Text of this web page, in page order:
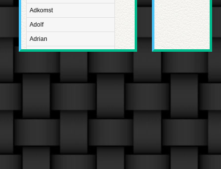
Adkomst
Adolf
Adrian
Advent
Aetatis suae
Agapetus